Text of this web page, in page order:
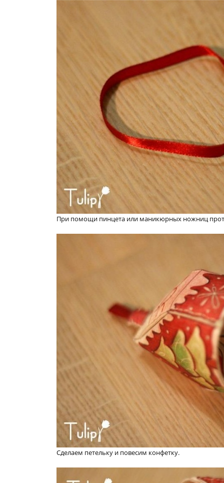
При помощи пинцета или маникюрных ножниц
Сделаем петельку и повесим конфетку.